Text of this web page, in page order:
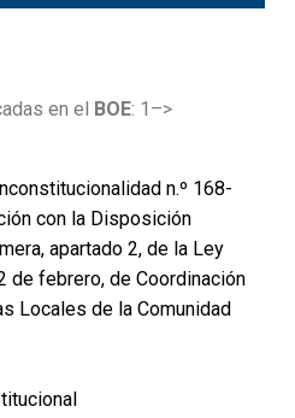
en el BOE: 1–>
n.º 168-
con la Disposición
apartado 2, de la Ley
de febrero, de Coordinación
Locales de la Comunidad